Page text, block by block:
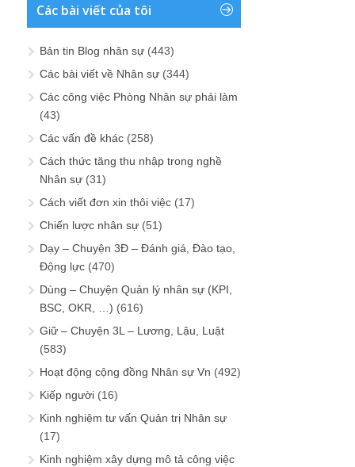
Các bài viết của tôi
Bản tin Blog nhân sự (443)
Các bài viết về Nhân sự (344)
Các công việc Phòng Nhân sự phải làm
(43)
Các vấn đề khác (258)
Cách thức tăng thu nhập trong nghề
Nhân sự (31)
Cách viết đơn xin thôi việc (17)
Chiến lược nhân sự (51)
Dạy – Chuyện 3Đ – Đánh giá, Đào tạo,
Động lực (470)
Dùng – Chuyện Quản lý nhân sự (KPI,
BSC, OKR, …) (616)
Giữ – Chuyện 3L – Lương, Lậu, Luật
(583)
Hoạt động cộng đồng Nhân sự Vn (492)
Kiếp người (16)
Kinh nghiệm tư vấn Quản trị Nhân sự
(17)
Kinh nghiệm xây dựng mô tả công việc